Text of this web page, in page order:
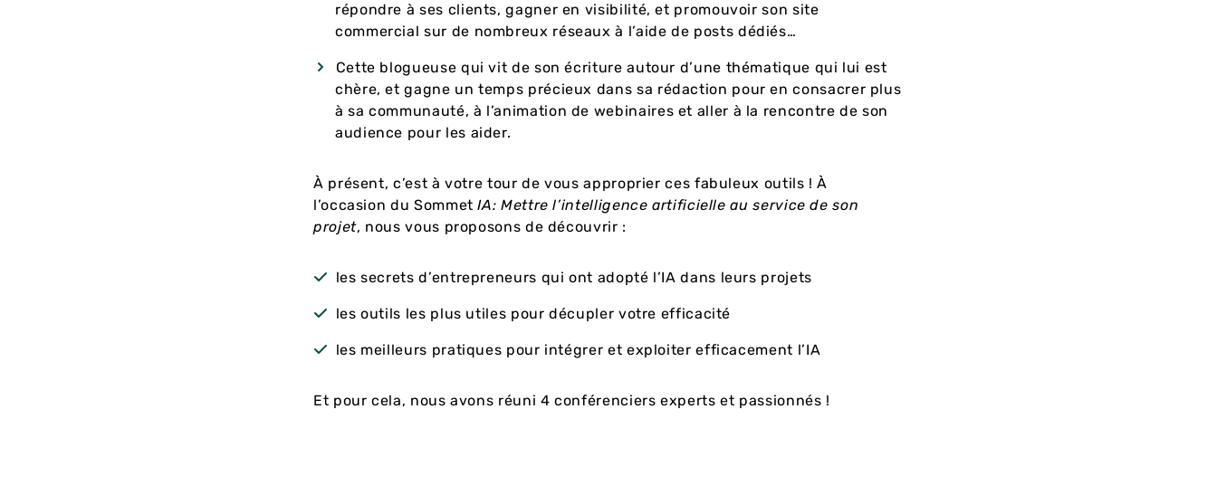
répondre à ses clients, gagner en visibilité, et promouvoir son site
commercial sur de nombreux réseaux à l’aide de posts dédiés…
Cette blogueuse qui vit de son écriture autour d’une thématique qui lui est
chère, et gagne un temps précieux dans sa rédaction pour en consacrer plus
à sa communauté, à l’animation de webinaires et aller à la rencontre de son
audience pour les aider.
À présent, c’est à votre tour de vous approprier ces fabuleux outils ! À
l’occasion du Sommet IA: Mettre l’intelligence artificielle au service de son
projet, nous vous proposons de découvrir :
les secrets d’entrepreneurs qui ont adopté l’IA dans leurs projets
les outils les plus utiles pour décupler votre efficacité
les meilleurs pratiques pour intégrer et exploiter efficacement l’IA
Et pour cela, nous avons réuni 4 conférenciers experts et passionnés !